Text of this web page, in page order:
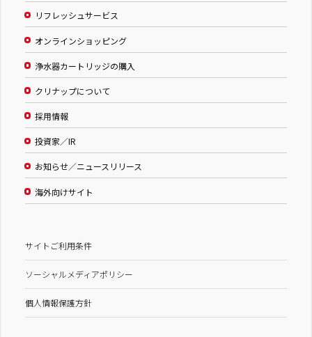
リフレッシュサービス
オンラインショッピング
浄水器カートリッジの購入
クリナップについて
採用情報
投資家／IR
お知らせ／ニュースリリース
海外向けサイト
サイトご利用条件
ソーシャルメディアポリシー
個人情報保護方針